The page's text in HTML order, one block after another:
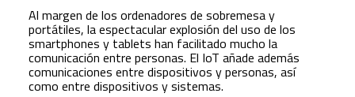
Al margen de los ordenadores de sobremesa y
portátiles, la espectacular explosión del uso de los
smartphones y tablets han facilitado mucho la
comunicación entre personas. El IoT añade además
comunicaciones entre dispositivos y personas, así
como entre dispositivos y sistemas.